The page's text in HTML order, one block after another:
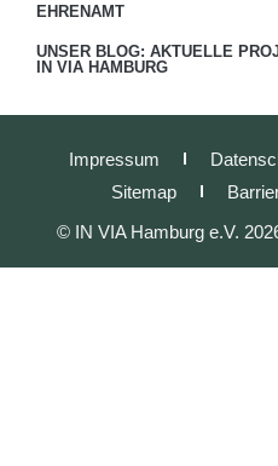
EHRENAMT
UNSER BLOG: AKTUELLE
IN VIA HAMBURG
Impressum
Sitemap
© IN VIA Hamburg e.V.